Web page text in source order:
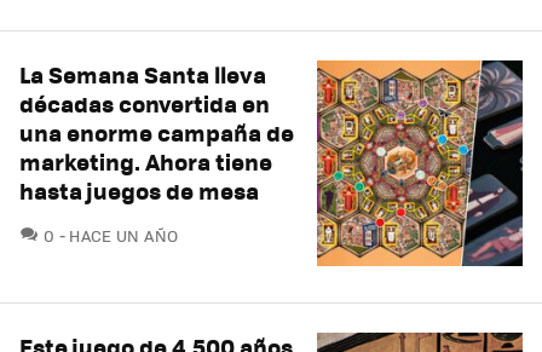
La Semana Santa lleva
décadas convertida en
una enorme campaña de
marketing. Ahora tiene
hasta juegos de mesa
0 COMENTARIOS
HACE UN AÑO